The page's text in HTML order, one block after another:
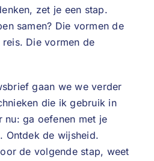
zet je een stap.
samen? Die vormen de
Die vormen de
gaan we we verder
die ik gebruik in
nu: ga oefenen met je
Ontdek de wijsheid.
de volgende stap, weet